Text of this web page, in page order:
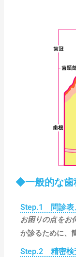
◆一般的な歯
Step.1 問診表
お困りの点をお
か診るために、
Step.2 精密検